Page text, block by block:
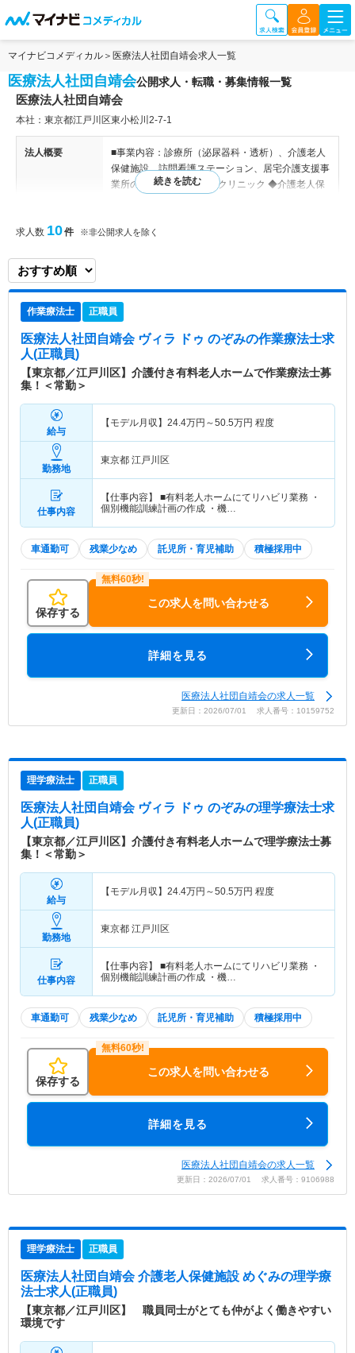
マイナビコメディカル 医療法人社団自靖会求人一覧
医療法人社団自靖会公開求人・転職・募集情報一覧
医療法人社団自靖会
本社：東京都江戸川区東小松川2‐7‐1
法人概要
■事業内容：診療所（泌尿器科・透析）、介護老人
保健施設、訪問看護ステーション、居宅介護支援事
業所の運営 ◆自靖会親水クリニック ◆介護老人保
会親水クリニック ／介護老人保健施設めぐみ／在
特色
営している法人です。 19床の有床透析クリニック
ーや血管外科センターも併設しています。そのため
しゃり、ご自宅のように快適に過ごしていただく環
は在宅復帰を全力で支援する施設です。各階・施設
内の配色は井口理事長が色にこだわり、カラーコー
ディネーターによる目的に合わせた配色をしてお
り、階ごとに介護度も分かれています。 託児所を
できる環境が整っています。 看護師様は20代～60
求人数 10件 ※非公開求人を除く
作業療法士 正職員
医療法人社団自靖会 ヴィラ ドゥ のぞみの作業療法士求
人(正職員)
【東京都／江戸川区】介護付き有料老人ホームで作業療法士募
集！＜常勤＞
給与
【モデル月収】 24.4万円～50.5万円 程度
勤務地
東京都 江戸川区
仕事内容
【仕事内容】 ■有料老人ホームにてリハビリ業務 ・
個別機能訓練計画の作成 ・機…
車通勤可 残業少なめ 託児所・育児補助 積極採用中
保存する
この求人を問い合わせる
詳細を見る
医療法人社団自靖会の求人一覧
更新日：2026/07/01 求人番号：10159752
理学療法士 正職員
医療法人社団自靖会 ヴィラ ドゥ のぞみの理学療法士求
人(正職員)
【東京都／江戸川区】介護付き有料老人ホームで理学療法士募
集！＜常勤＞
給与
【モデル月収】 24.4万円～50.5万円 程度
勤務地
東京都 江戸川区
仕事内容
【仕事内容】 ■有料老人ホームにてリハビリ業務 ・
個別機能訓練計画の作成 ・機…
車通勤可 残業少なめ 託児所・育児補助 積極採用中
保存する
この求人を問い合わせる
詳細を見る
医療法人社団自靖会の求人一覧
更新日：2026/07/01 求人番号：9106988
理学療法士 正職員
医療法人社団自靖会 介護老人保健施設 めぐみの理学療
法士求人(正職員)
【東京都／江戸川区】 職員同士がとても仲がよく働きやすい
環境です